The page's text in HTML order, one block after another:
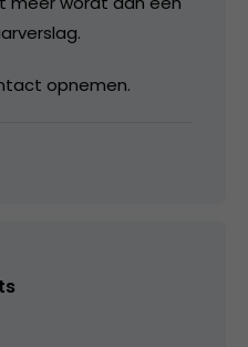
opnemen.